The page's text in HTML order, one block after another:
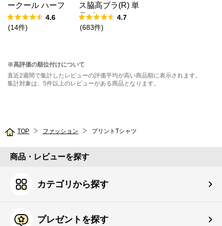
ークール ハーフ
バックショーツ
4.6
(14件)
ス脇高ブラ(R) 単
品ブラジャー
4.7
(683件)
※高評価の順位付けについて
直近2週間で集計したレビューの評価平均が高い商品順に表示されます。
集計対象は、5件以上のレビューがある商品となります。
TOP ファッション プリントTシャツ
商品・レビューを探す
カテゴリから探す
プレゼントを探す